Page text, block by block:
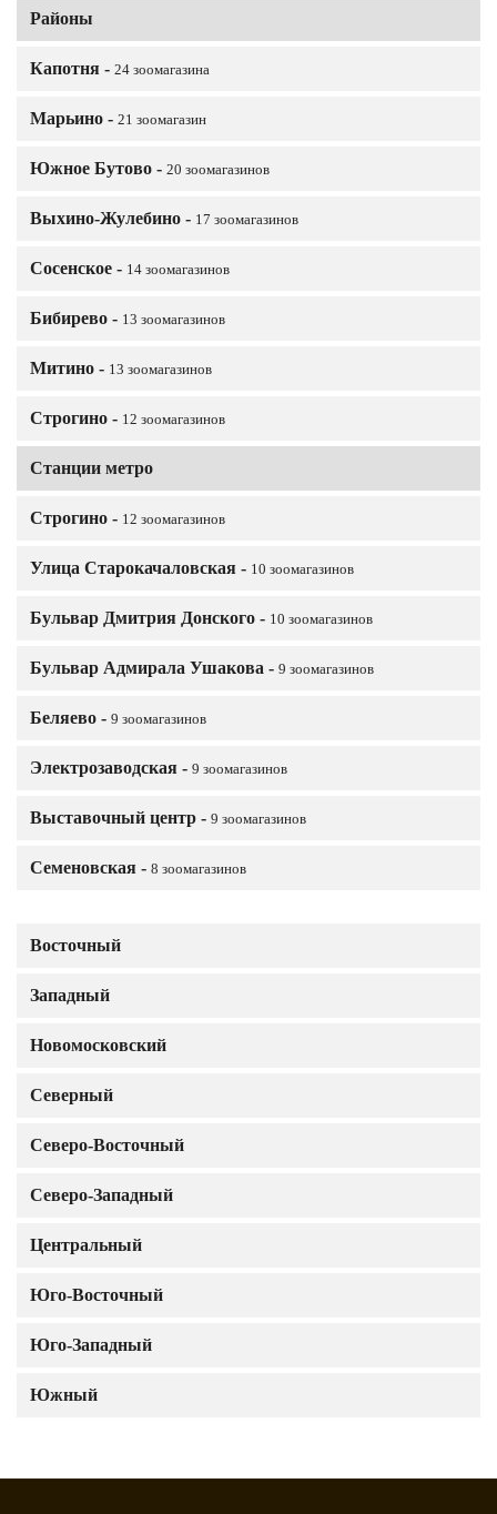
Районы
Капотня - 24 зоомагазина
Марьино - 21 зоомагазин
Южное Бутово - 20 зоомагазинов
Выхино-Жулебино - 17 зоомагазинов
Сосенское - 14 зоомагазинов
Бибирево - 13 зоомагазинов
Митино - 13 зоомагазинов
Строгино - 12 зоомагазинов
Станции метро
Строгино - 12 зоомагазинов
Улица Старокачаловская - 10 зоомагазинов
Бульвар Дмитрия Донского - 10 зоомагазинов
Бульвар Адмирала Ушакова - 9 зоомагазинов
Беляево - 9 зоомагазинов
Электрозаводская - 9 зоомагазинов
Выставочный центр - 9 зоомагазинов
Семеновская - 8 зоомагазинов
Восточный
Западный
Новомосковский
Северный
Северо-Восточный
Северо-Западный
Центральный
Юго-Восточный
Юго-Западный
Южный